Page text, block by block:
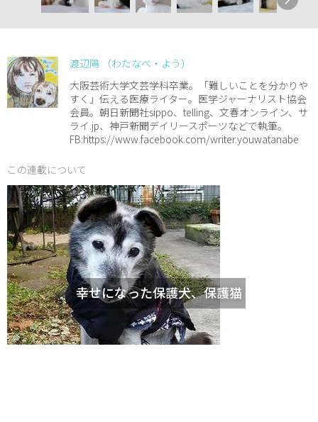
渡辺陽 （わたなべ・よう）
大阪芸術大学文芸学科卒業。「難しいことを分かりや
すく」伝える医療ライター。医学ジャーナリスト協会
会員。朝日新聞社sippo、telling、文春オンライン、サ
ライ.jp、神戸新聞デイリースポーツなどで執筆。
FB:https://www.facebook.com/writer.youwatanabe
この連載について
幸せになった保護犬、保護猫